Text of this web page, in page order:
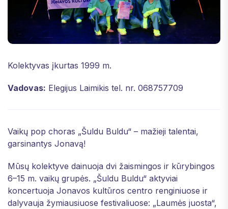
Kolektyvas įkurtas 1999 m.
Vadovas: Elegijus Laimikis tel. nr. 068757709
Vaikų pop choras „Šuldu Buldu“ – mažieji talentai,
garsinantys Jonavą!
Mūsų kolektyve dainuoja dvi žaismingos ir kūrybingos
6–15 m. vaikų grupės. „Šuldu Buldu“ aktyviai
koncertuoja Jonavos kultūros centro renginiuose ir
dalyvauja žymiausiuose festivaliuose: „Laumės juosta“,